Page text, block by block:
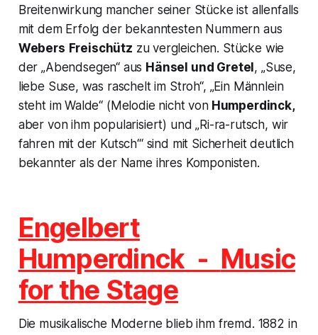
Breitenwirkung mancher seiner Stücke ist allenfalls
mit dem Erfolg der bekanntesten Nummern aus
Webers Freischütz zu vergleichen. Stücke wie
der„Abendsegen“ aus Hänsel und Gretel , „Suse,
liebe Suse, was raschelt im Stroh“, „Ein Männlein
steht im Walde“ (Melodie nicht vonHumperdinck,
aber von ihm popularisiert) und „Ri-ra-rutsch, wir
fahren mit der Kutsch‘“ sind mit Sicherheit deutlich
bekannter als der Name ihres Komponisten.
Engelbert
Humperdinck - Music
for the Stage
Die musikalische Moderne blieb ihm fremd. 1882 in